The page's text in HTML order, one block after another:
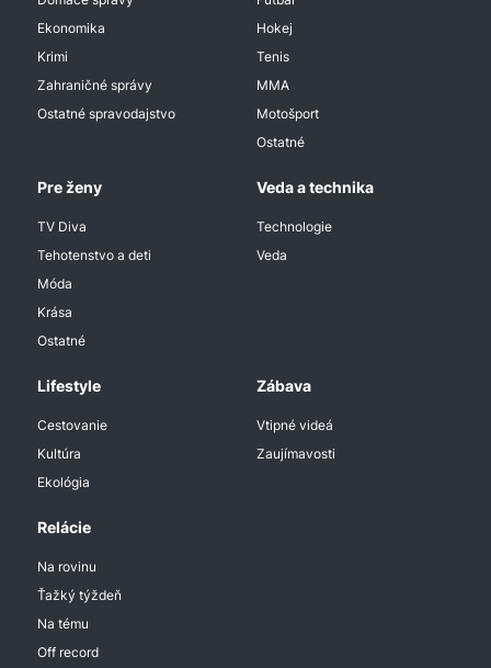
Ekonomika
Krimi
Zahraničné správy
Ostatné spravodajstvo
Hokej
Tenis
MMA
Motošport
Ostatné
Pre ženy
TV Diva
Tehotenstvo a deti
Móda
Krása
Ostatné
Veda a technika
Technologie
Veda
Lifestyle
Cestovanie
Kultúra
Ekológia
Zábava
Vtipné videá
Zaujímavosti
Relácie
Na rovinu
Ťažký týždeň
Na tému
Off record